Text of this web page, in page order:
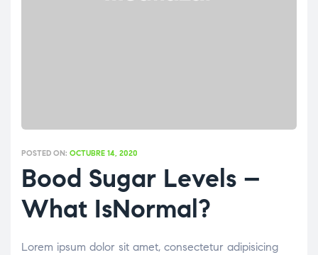
POSTED ON: OCTUBRE 14, 2020
Bood Sugar Levels –
What IsNormal?
Lorem ipsum dolor sit amet, consectetur adipisicing